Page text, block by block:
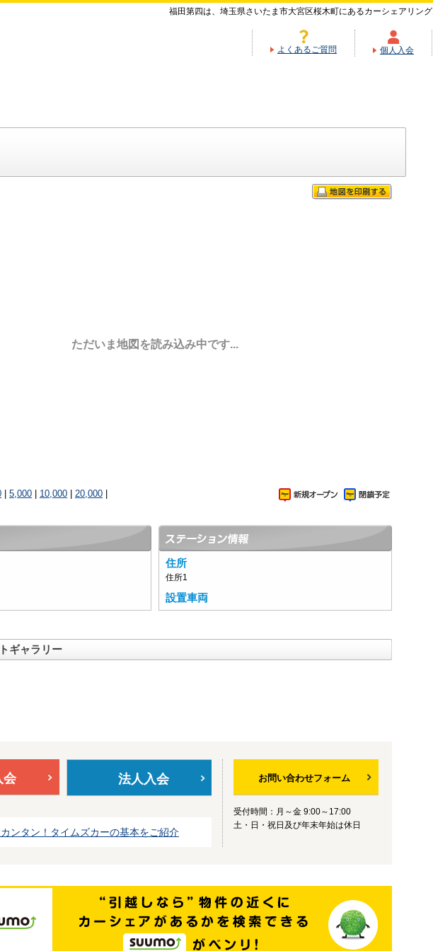
福田第四は、埼玉県さいたま市大宮区桜木町にあるカーシェアリング
よくあるご質問 個人入会
ただいま地図を読み込み中です...
5,000 10,000 20,000
住所
住所1
設置車両
ギャラリー
会 法人入会
ンタン！タイムズカーの基本をご紹介
お問い合わせフォーム
受付時間：月～金 9:00～17:00
土・日・祝日及び年末年始は休日